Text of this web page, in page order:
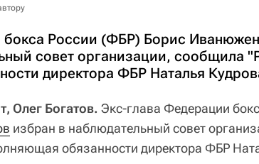
бокса России (ФБР) Борис
совет организации, сообщила
директора ФБР Наталья
Олег Богатов. Экс-глава Федерации
избран в наблюдательный совет
обязанности директора ФБР